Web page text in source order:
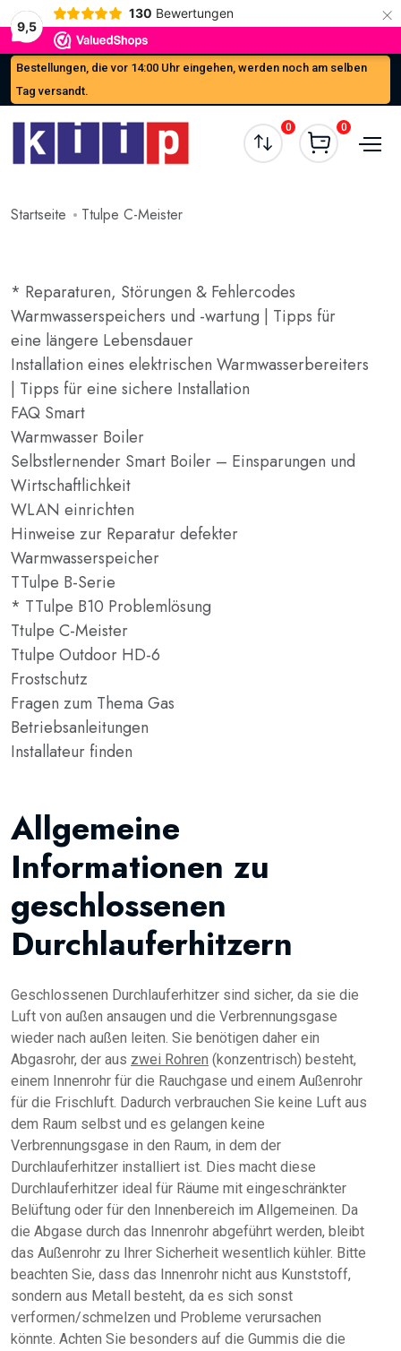
9,5
130 Bewertungen ×
Bestellungen, die vor 14:00 Uhr eingehen, werden noch am selben
Tag versandt.
0 0
Startseite Ttulpe C-Meister
* Reparaturen, Störungen & Fehlercodes
Warmwasserspeichers und -wartung | Tipps für
eine längere Lebensdauer
Installation eines elektrischen Warmwasserbereiters
| Tipps für eine sichere Installation
FAQ Smart
Warmwasser Boiler
Selbstlernender Smart Boiler – Einsparungen und
Wirtschaftlichkeit
WLAN einrichten
Hinweise zur Reparatur defekter
Warmwasserspeicher
TTulpe B-Serie
* TTulpe B10 Problemlösung
Ttulpe C-Meister
Ttulpe Outdoor HD-6
Frostschutz
Fragen zum Thema Gas
Betriebsanleitungen
Installateur finden
Allgemeine
Informationen zu
geschlossenen
Durchlauferhitzern
Geschlossenen Durchlauferhitzer sind sicher, da sie die
Luft von außen ansaugen und die Verbrennungsgase
wieder nach außen leiten. Sie benötigen daher ein
Abgasrohr, der aus zwei Rohren (konzentrisch) besteht,
einem Innenrohr für die Rauchgase und einem Außenrohr
für die Frischluft. Dadurch verbrauchen Sie keine Luft aus
dem Raum selbst und es gelangen keine
Verbrennungsgase in den Raum, in dem der
Durchlauferhitzer installiert ist. Dies macht diese
Durchlauferhitzer ideal für Räume mit eingeschränkter
Belüftung oder für den Innenbereich im Allgemeinen. Da
die Abgase durch das Innenrohr abgeführt werden, bleibt
das Außenrohr zu Ihrer Sicherheit wesentlich kühler. Bitte
beachten Sie, dass das Innenrohr nicht aus Kunststoff,
sondern aus Metall besteht, da es sich sonst
verformen/schmelzen und Probleme verursachen
könnte. Achten Sie besonders auf die Gummis die die